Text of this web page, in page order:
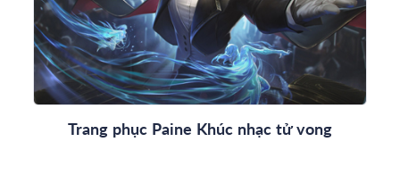
Trang phục Paine Khúc nhạc tử vong